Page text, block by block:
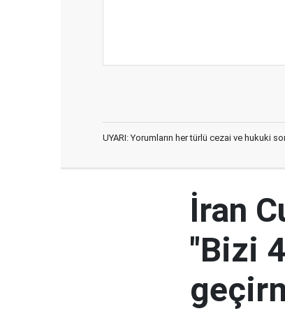
UYARI: Yorumların her türlü cezai ve hukuki
İran
"Bizi